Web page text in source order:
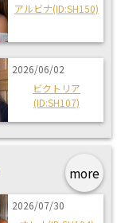
アルビナ(ID:SH150)
2026/06/02
ビクトリア
(ID:SH107)
more
2026/07/30